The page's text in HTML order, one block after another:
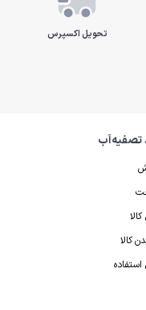
تحویل اکسپرس
تصفیه‌آب
کالا